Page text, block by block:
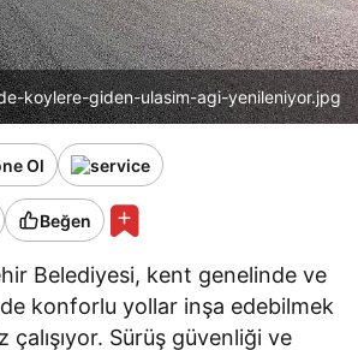
koylere-giden-ulasim-agi-yenileniyor.jpg
Ol
Beğen
Belediyesi, kent genelinde ve
konforlu yollar inşa edebilmek
çalışıyor. Sürüş güvenliği ve